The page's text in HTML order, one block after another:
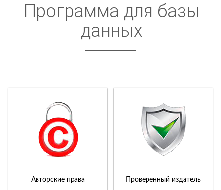
Программа для базы
данных
Авторские права Проверенный издатель